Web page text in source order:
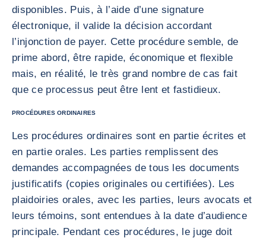
disponibles. Puis, à l’aide d’une signature
électronique, il valide la décision accordant
l’injonction de payer. Cette procédure semble, de
prime abord, être rapide, économique et flexible
mais, en réalité, le très grand nombre de cas fait
que ce processus peut être lent et fastidieux.
PROCÉDURES ORDINAIRES
Les procédures ordinaires sont en partie écrites et
en partie orales. Les parties remplissent des
demandes accompagnées de tous les documents
justificatifs (copies originales ou certifiées). Les
plaidoiries orales, avec les parties, leurs avocats et
leurs témoins, sont entendues à la date d’audience
principale. Pendant ces procédures, le juge doit